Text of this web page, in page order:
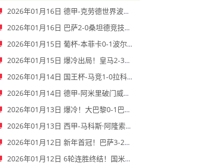
2026年01月16日 德甲-克劳德世界波柳比西奇绝平 十人柏林联合1-1奥格斯堡
2026年01月16日 巴萨2-0桑坦德竞技晋级国王杯八强 费兰单刀球破门亚马尔建功
2026年01月15日 葡杯-本菲卡0-1波尔图止步八强 贝德纳雷克制胜帕夫利季斯失良机
2026年01月15日 爆冷出局！皇马2-3遭西乙队阿尔瓦塞特补时绝杀 无缘国王杯8强
2026年01月14日 国王杯-马竞1-0拉科鲁尼亚 格列兹曼十分角任意球破门+远射中横梁
2026年01月14日 德甲-阿米里破门威德默建功 美因茨2-1海登海姆
2026年01月13日 爆冷！大巴黎0-1巴黎FC止步法国杯32强 登贝莱失单刀埃梅里中框
2026年01月13日 西甲-马科斯·阿隆索点射制胜 塞尔塔客场1-0塞维利亚
2026年01月12日 新年首冠！巴萨3-2皇马卫冕西超杯 拉菲尼亚双响维尼修斯一条龙
2026年01月12日 6轮连胜终结！国米2-2那不勒斯 麦克托米奈双响恰20点射孔蒂染红